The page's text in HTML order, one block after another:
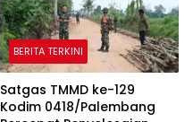
BERITA TERKINI
Satgas TMMD ke-129
Kodim 0418/Palembang